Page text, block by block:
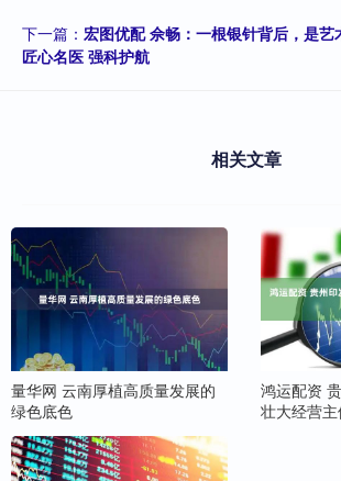
下一篇： 宏图优配 佘畅：一根银针背后，是艺
匠心名医 强科护航
相关文章
量华网 云南厚植高质量发展的
绿色底色
鸿运配资
壮大经营主